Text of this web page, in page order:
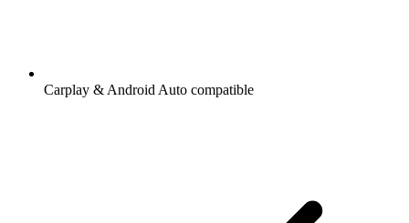
Carplay & Android Auto compatible